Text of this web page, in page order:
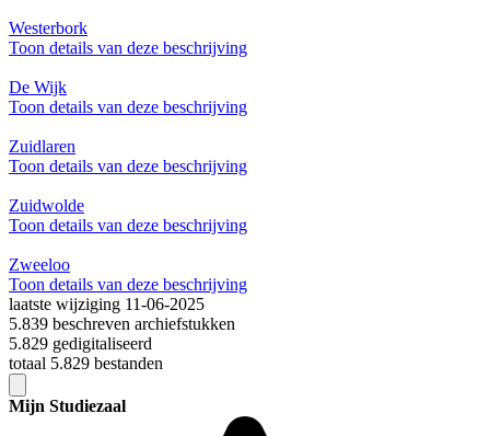
Westerbork
Toon details van deze beschrijving
De Wijk
Toon details van deze beschrijving
Zuidlaren
Toon details van deze beschrijving
Zuidwolde
Toon details van deze beschrijving
Zweeloo
Toon details van deze beschrijving
laatste wijziging 11-06-2025
5.839 beschreven archiefstukken
5.829 gedigitaliseerd
totaal 5.829 bestanden
Mijn Studiezaal